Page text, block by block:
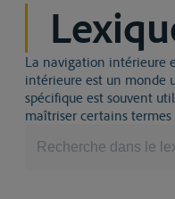
La navigation intérieure
intérieure est un monde
spécifique est souvent
maîtriser certains termes